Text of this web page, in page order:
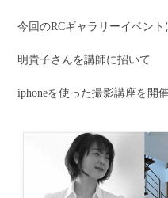
今回のRCギャラリーイベン
明貴子さんを講師に招いて
iphoneを使った撮影講座を開